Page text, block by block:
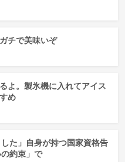
チで美味いぞ
よ。製氷機に入れてアイス
め
た」自身が持つ国家資格告
約束」で